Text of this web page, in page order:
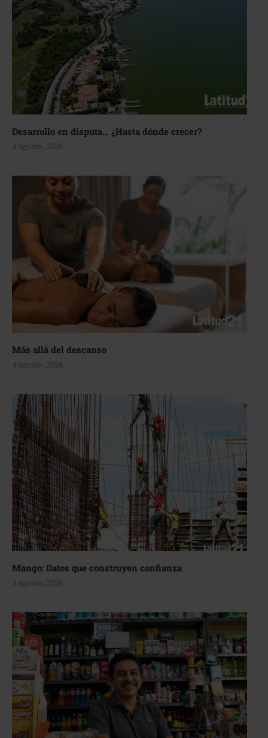
Desarrollo en disputa… ¿Hasta dónde crecer?
4 agosto, 2026
Más allá del descanso
4 agosto, 2026
Mango: Datos que construyen confianza
3 agosto, 2026